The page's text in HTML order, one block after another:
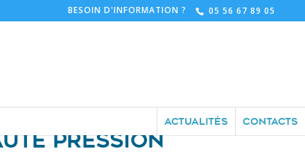
05 56 67 89 05
BESOIN D'INFORMATION ?
CONTACTS
ACTUALITÉS
PRESSION